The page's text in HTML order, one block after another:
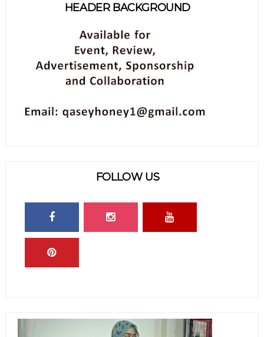
HEADER BACKGROUND
FOLLOW US